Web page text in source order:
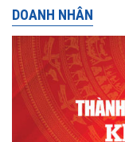
DOANH NHÂN